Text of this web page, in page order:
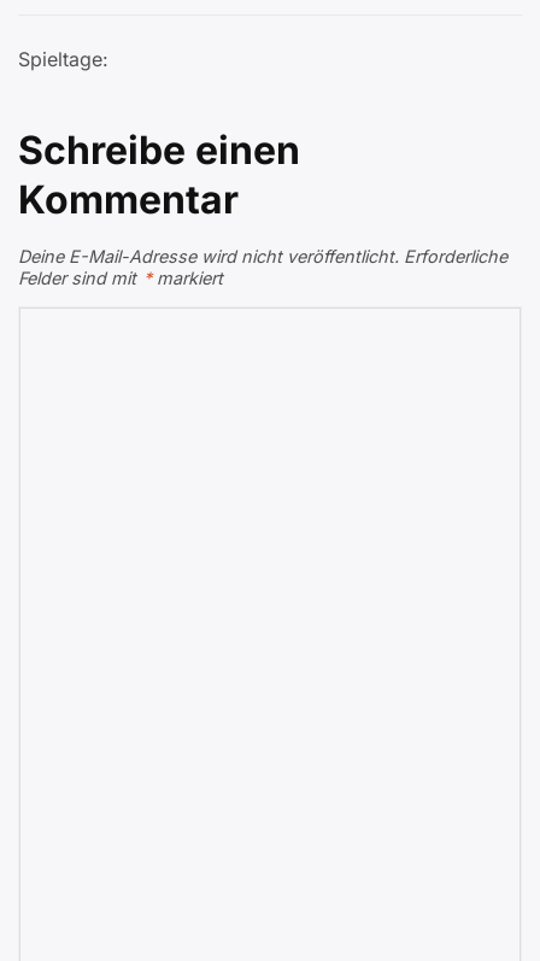
Spieltage:
Schreibe einen
Kommentar
Deine E-Mail-Adresse wird nicht veröffentlicht. Erforderliche
Felder sind mit *markiert